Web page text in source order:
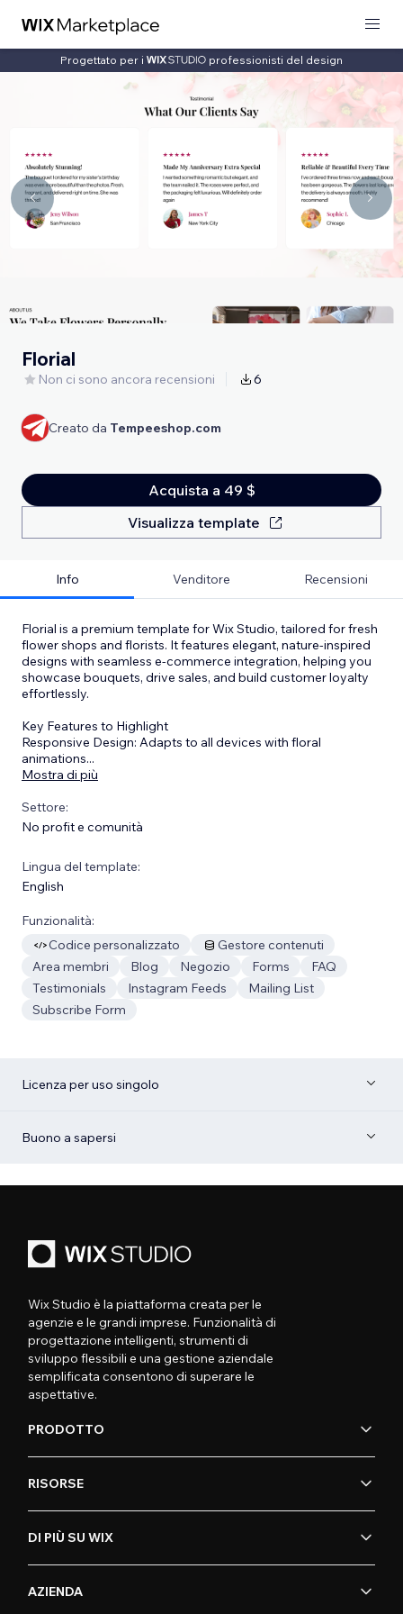
Progettato per i professionisti del design
Florial
Non ci sono ancora recensioni 6
Creato da Tempeeshop.com
Acquista a 49 $
Visualizza template
Info Venditore Recensioni
Florial is a premium template for Wix Studio, tailored for fresh
flower shops and florists. It features elegant, nature-inspired
designs with seamless e-commerce integration, helping you
showcase bouquets, drive sales, and build customer loyalty
effortlessly.
Key Features to Highlight
Responsive Design: Adapts to all devices with floral
animations...
Mostra di più
Settore:
No profit e comunità
Lingua del template:
English
Funzionalità:
Codice personalizzato
Gestore contenuti
Area membri
Blog Negozio Forms
FAQ
Testimonials
Instagram Feeds
Mailing List
Subscribe Form
Licenza per uso singolo
Buono a sapersi
Wix Studio è la piattaforma creata per le
agenzie e le grandi imprese. Funzionalità di
progettazione intelligenti, strumenti di
sviluppo flessibili e una gestione aziendale
semplificata consentono di superare le
aspettative.
PRODOTTO
RISORSE
DI PIÙ SU WIX
AZIENDA